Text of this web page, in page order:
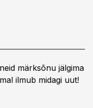
märksõnu jälgima
ilmub midagi uut!